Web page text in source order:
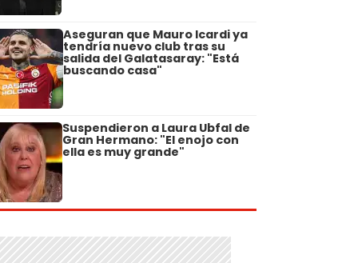
Aseguran que Mauro Icardi ya
tendría nuevo club tras su
salida del Galatasaray: "Está
buscando casa"
Suspendieron a Laura Ubfal de
Gran Hermano: "El enojo con
ella es muy grande"